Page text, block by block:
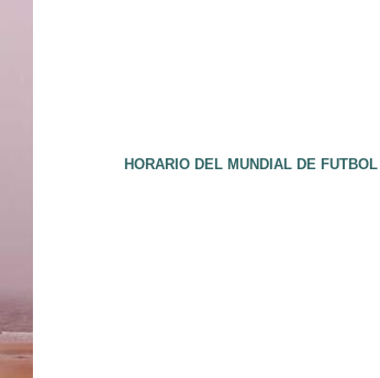
HORARIO DEL MUNDIAL DE